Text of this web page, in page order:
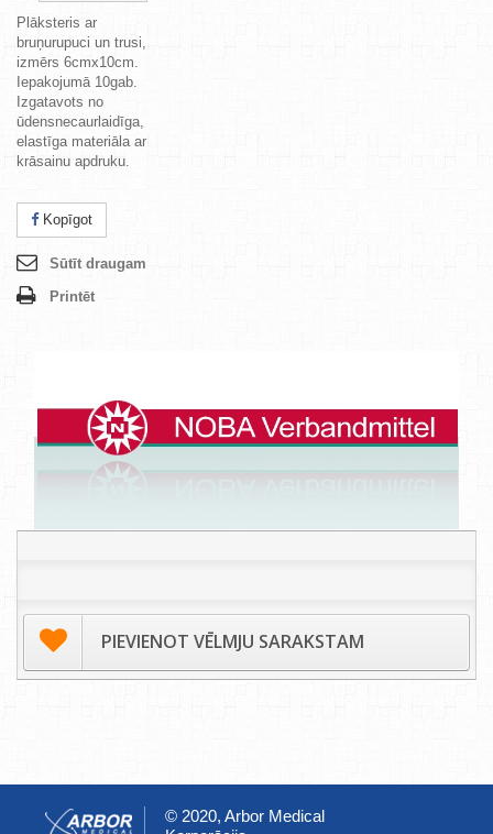
Plāksteris ar
bruņurupuci un trusi,
izmērs 6cmx10cm.
Iepakojumā 10gab.
Izgatavots no
ūdensnecaurlaidīga,
elastīga materiāla ar
krāsainu apdruku.
Kopīgot
Sūtīt draugam
Printēt
PIEVIENOT VĒLMJU SARAKSTAM
© 2020, Arbor Medical